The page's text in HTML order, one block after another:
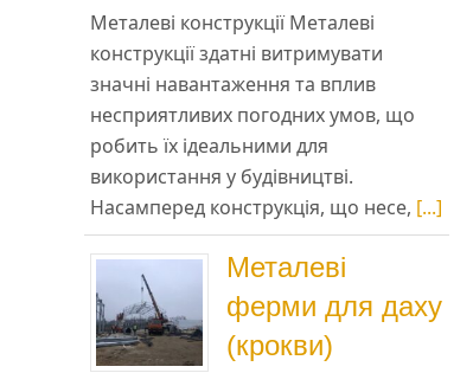
Металеві конструкції Металеві
конструкції здатні витримувати
значні навантаження та вплив
несприятливих погодних умов, що
робить їх ідеальними для
використання у будівництві.
Насамперед конструкція, що несе, [...]
Металеві
ферми для даху
(крокви)